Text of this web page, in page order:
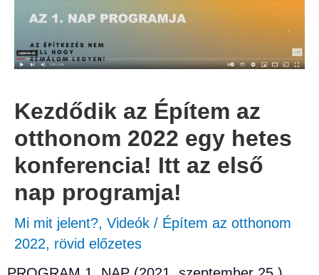
Kezdődik az Építem az
otthonom 2022 egy hetes
konferencia! Itt az első
nap programja!
Mi mit jelent?, Videók / Építem az otthonom
2022, rövid előzetes